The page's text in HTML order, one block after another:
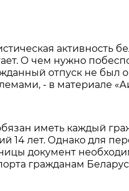
активность
О чем нужно
отпуск не был
- в материале
иметь каждый
14 лет. Однако для
документ
гражданам